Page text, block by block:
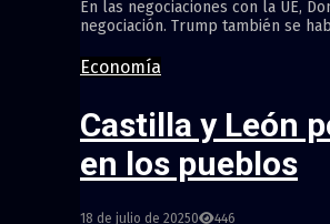
En las negociaciones con la UE,
negociación. Trump también se
Economía
Castilla y León
en los pueblos
18 de julio de 20250 446